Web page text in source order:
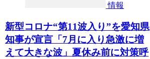
情報
新型コロナ“第11波入り”を愛知県
知事が宣言「7月に入り急激に増
えて大きな波」夏休み前に対策呼